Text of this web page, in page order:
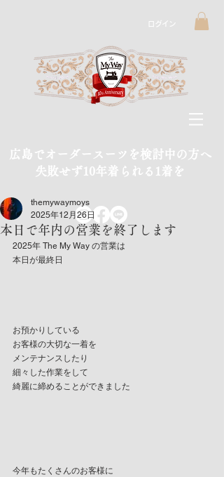
ログイン
広島でオーダースーツを検討中の方へ
​失敗せず10年着られる1着を
本日で年内の営業を終了します
themywaymoys
2025年12月26日
2025年 The My Way の営業は
本日が最終日
お預かりしている
お客様の大切な一着を
メンテナンスしたり
細々した作業をして
綺麗に締めることができました
今年もたくさんのお客様に